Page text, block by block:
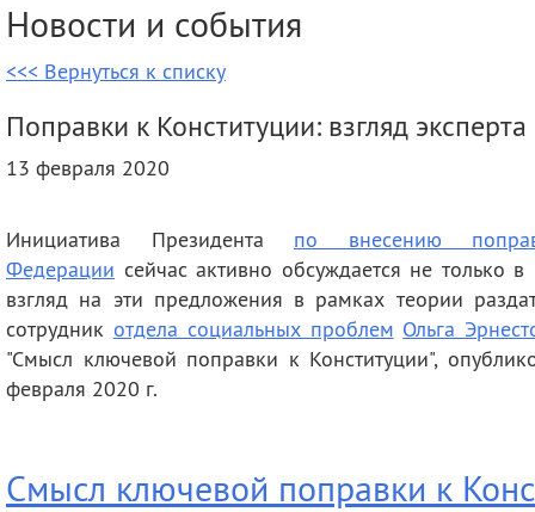
Официальные документы
История
Научные подразделения
Прочие подразделения
деятельность
Контакты
исследований
Гранты
Мероприятия
Публикации
советы
Новости и события
<<< Вернуться к списку
Поправки к Конституции: взгляд эксперта
13 февраля 2020
Инициатива Президента по внесению
Федерации сейчас активно обсуждается не только
взгляд на эти предложения в рамках теории
сотрудник отдела социальных проблем Ольга
"Смысл ключевой поправки к Конституции",
февраля 2020 г.
Смысл ключевой поправки к